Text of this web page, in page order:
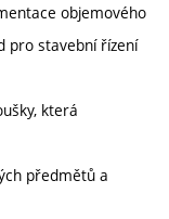
objemového
pro stavební řízení
která
předmětů a